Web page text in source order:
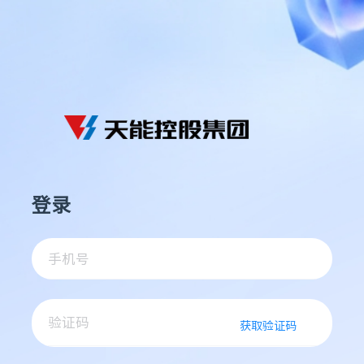
登录
获取验证码